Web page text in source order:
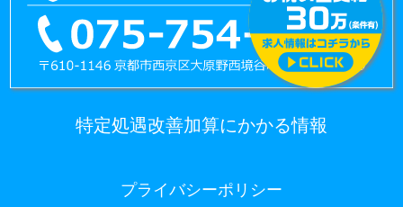
特定処遇改善加算にかかる情報
プライバシーポリシー